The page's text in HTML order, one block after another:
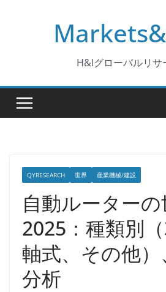
H&Iグローバルリサ
QYRESEARCH 世界 産業機械/建設
自動ルーター
2025：種類別
軸式、その他）
分析